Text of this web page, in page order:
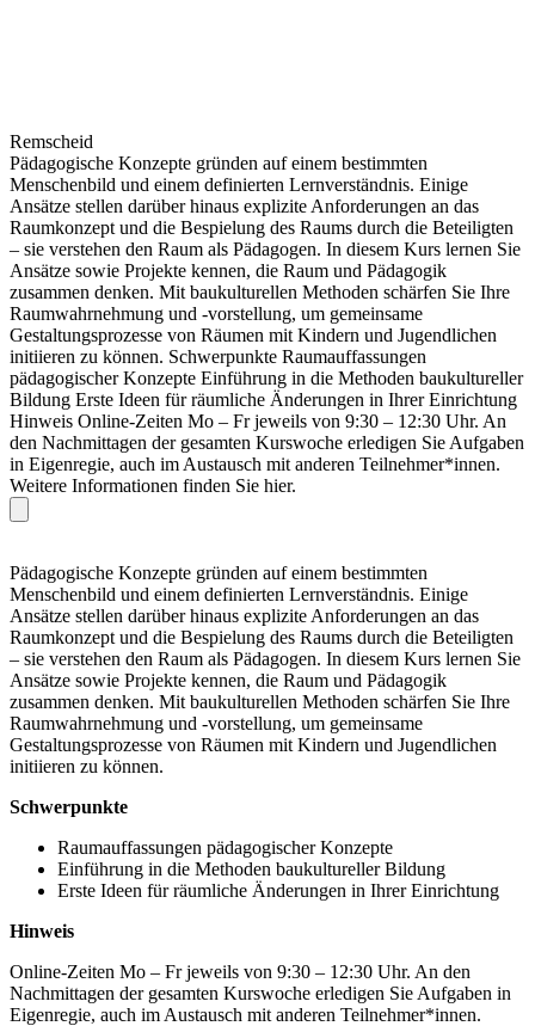
Remscheid
Pädagogische Konzepte gründen auf einem bestimmten
Menschenbild und einem definierten Lernverständnis. Einige
Ansätze stellen darüber hinaus explizite Anforderungen an das
Raumkonzept und die Bespielung des Raums durch die Beteiligten
– sie verstehen den Raum als Pädagogen. In diesem Kurs lernen Sie
Ansätze sowie Projekte kennen, die Raum und Pädagogik
zusammen denken. Mit baukulturellen Methoden schärfen Sie Ihre
Raumwahrnehmung und -vorstellung, um gemeinsame
Gestaltungsprozesse von Räumen mit Kindern und Jugendlichen
initiieren zu können. Schwerpunkte Raumauffassungen
pädagogischer Konzepte Einführung in die Methoden baukultureller
Bildung Erste Ideen für räumliche Änderungen in Ihrer Einrichtung
Hinweis Online-Zeiten Mo – Fr jeweils von 9:30 – 12:30 Uhr. An
den Nachmittagen der gesamten Kurswoche erledigen Sie Aufgaben
in Eigenregie, auch im Austausch mit anderen Teilnehmer*innen.
Weitere Informationen finden Sie hier.
Pädagogische Konzepte gründen auf einem bestimmten
Menschenbild und einem definierten Lernverständnis. Einige
Ansätze stellen darüber hinaus explizite Anforderungen an das
Raumkonzept und die Bespielung des Raums durch die Beteiligten
– sie verstehen den Raum als Pädagogen. In diesem Kurs lernen Sie
Ansätze sowie Projekte kennen, die Raum und Pädagogik
zusammen denken. Mit baukulturellen Methoden schärfen Sie Ihre
Raumwahrnehmung und -vorstellung, um gemeinsame
Gestaltungsprozesse von Räumen mit Kindern und Jugendlichen
initiieren zu können.
Schwerpunkte
Raumauffassungen pädagogischer Konzepte
Einführung in die Methoden baukultureller Bildung
Erste Ideen für räumliche Änderungen in Ihrer Einrichtung
Hinweis
Online-Zeiten Mo – Fr jeweils von 9:30 – 12:30 Uhr. An den
Nachmittagen der gesamten Kurswoche erledigen Sie Aufgaben in
Eigenregie, auch im Austausch mit anderen Teilnehmer*innen.